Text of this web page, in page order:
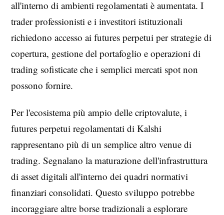
all'interno di ambienti regolamentati è aumentata. I
trader professionisti e i investitori istituzionali
richiedono accesso ai futures perpetui per strategie di
copertura, gestione del portafoglio e operazioni di
trading sofisticate che i semplici mercati spot non
possono fornire.
Per l'ecosistema più ampio delle criptovalute, i
futures perpetui regolamentati di Kalshi
rappresentano più di un semplice altro venue di
trading. Segnalano la maturazione dell'infrastruttura
di asset digitali all'interno dei quadri normativi
finanziari consolidati. Questo sviluppo potrebbe
incoraggiare altre borse tradizionali a esplorare